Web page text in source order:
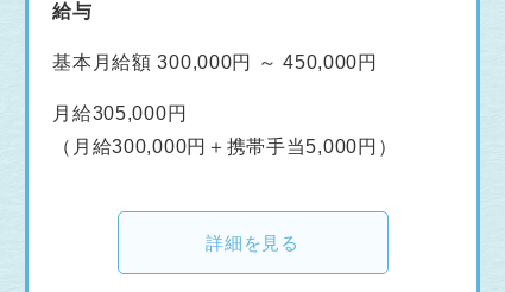
給与
基本月給額 300,000円 ～ 450,000円
月給305,000円
（月給300,000円＋携帯手当5,000円）
詳細を見る